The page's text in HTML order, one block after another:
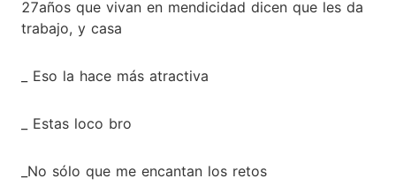
27años que vivan en mendicidad dicen que les da
trabajo, y casa
_ Eso la hace más atractiva
_ Estas loco bro
_No sólo que me encantan los retos